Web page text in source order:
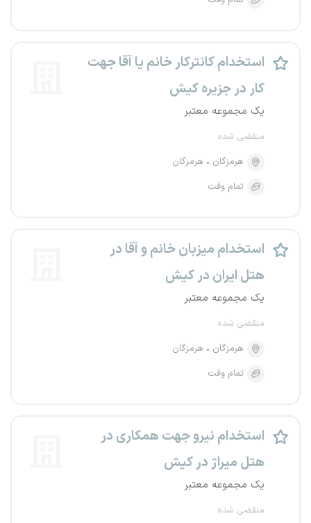
استخدام کانترکار خانم یا آقا جهت
کار در جزیره کیش
یک مجموعه معتبر
منقضی شده
هرمزگان
هرمزگان
تمام وقت
استخدام میزبان خانم و آقا در
هتل ایران در کیش
یک مجموعه معتبر
منقضی شده
هرمزگان
هرمزگان
تمام وقت
استخدام نیرو جهت همکاری در
هتل میراژ در کیش
یک مجموعه معتبر
منقضی شده